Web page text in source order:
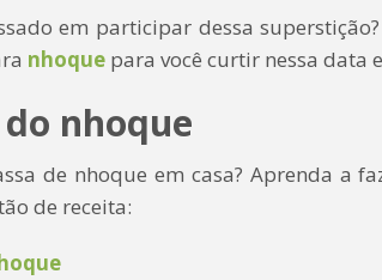
em participar dessa
nhoque para você curtir nessa data
nhoque
de nhoque em casa? Aprenda a
de receita: